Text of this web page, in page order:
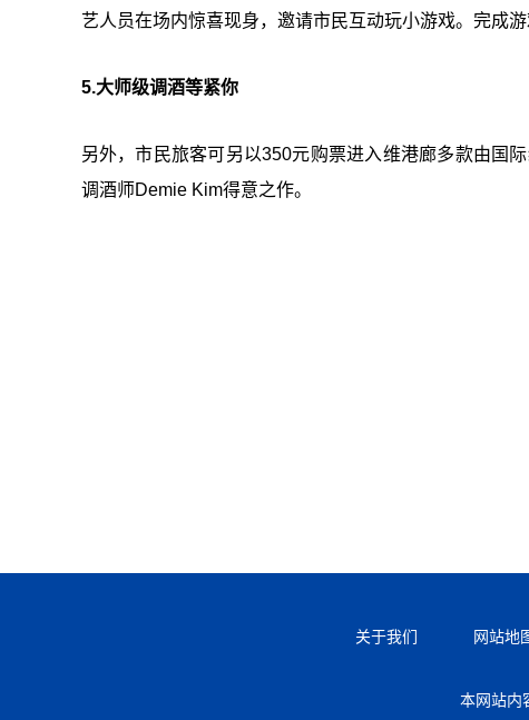
艺人员在场内惊喜现身，邀请市民互动玩小游戏。完成
5.大师级调酒等紧你
另外，市民旅客可另以350元购票进入维港廊多款由国
调酒师Demie Kim得意之作。
关于我们 网站地
本网站内